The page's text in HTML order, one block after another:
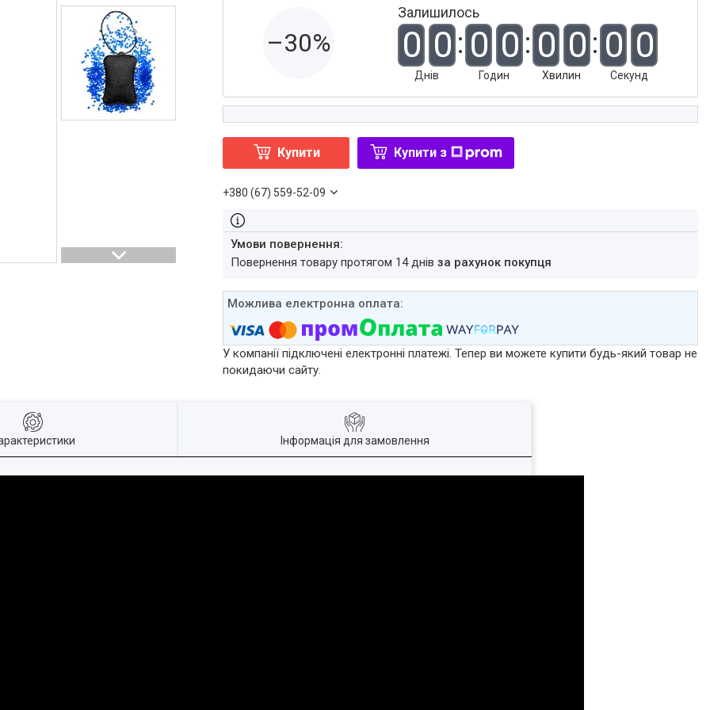
–30%
Залишилось
0 0
Днів
0 0
Годин
0 0
Хвилин
0 0
Секунд
Купити Купити з
+380 (67) 559-52-09
повернення товару протягом 14 днівза рахунок покупця
У компанії підключені електронні платежі. Тепер ви можете купити будь-який товар не
покидаючи сайту.
Інформація для замовлення